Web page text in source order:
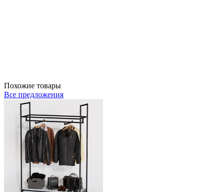
Похожие товары
Все предложения